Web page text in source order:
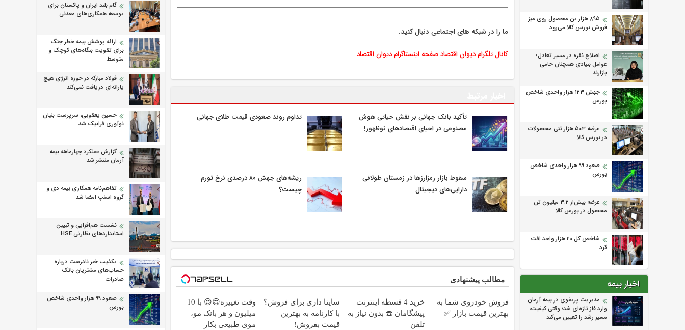
۸۹۵ هزار تن محصول روی میز
فروش بورس کالا می‌‌رود
اصلاح نقره در مسیر تعادل؛
عوامل بنیادی همچنان حامی
بازارند
جهش ۱۲۳ هزار واحدی شاخص
بورس
عرضه ۵۰۳ هزار تنی محصولات
در بورس کالا
صعود ۹۹ هزار واحدی شاخص
بورس
عرضه بیش‌از ۳.۲ میلیون تن
محصول در بورس کالا
شاخص کل ۲۰ هزار واحد افت
کرد
اخبار بیمه
مدیریت پرتفوی در بیمه آرمان
وارد فاز تازه‌ای شد؛ وقتی کیفیت،
مسیر رشد را تعیین می‌کند
ما را در شبکه های اجتماعی دنبال کنید.
کانال تلگرام دیوان اقتصادصفحه اینستاگرام دیوان اقتصاد
تأکید بانک جهانی بر نقش حیاتی هوش
مصنوعی در احیای اقتصادهای نوظهور!
تداوم روند صعودی قیمت طلای جهانی
سقوط بازار رمزارزها در زمستان طولانی
دارایی‌های دیجیتال
ریشه‌های جهش ۸۰ درصدی نرخ تورم
چیست؟
مطالب پیشنهادی
فروش خودروی شما به
بهترین قیمت بازار ✅
خرید 4 قسطه اینترنت
پیشگامان ☎️ بدون نیاز به
تلفن
ساینا داری برای فروش؟
با کارنامه به بهترین
قیمت بفروش!
وقت تغییره😍😍 با 10
میلیون و هر بانک مو،
موی طبیعی بکار
گام بلند ایران و پاکستان برای
توسعه همکاری‌های معدنی
ارائه پوشش بیمه خطر جنگ
برای تقویت بنگاه‌های کوچک و
متوسط
فولاد مبارکه در حوزه انرژی هیچ
یارانه‌ای دریافت نمی‌کند
حسین یعقوبی، سرپرست بنیان
نوآوری فرانیک شد
گزارش عملکرد چهارماهه بیمه
آرمان منتشر شد
تفاهم‌نامه همکاری بیمه دی و
گروه اسنپ امضا شد
نشست هم‌افزایی و تبیین
استانداردهای نظارتی HSE
تکذیب خبر نادرست درباره
حساب‌های مشتریان بانک
صادرات
صعود ۹۹ هزار واحدی شاخص
بورس